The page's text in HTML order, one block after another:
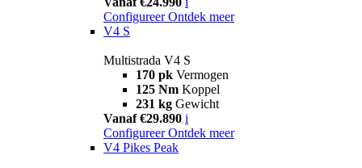
Configureer Ontdek meer
V4 S
Multistrada V4 S
170 pk Vermogen
125 Nm Koppel
231 kg Gewicht
Vanaf €29.890 i
Configureer Ontdek meer
V4 Pikes Peak